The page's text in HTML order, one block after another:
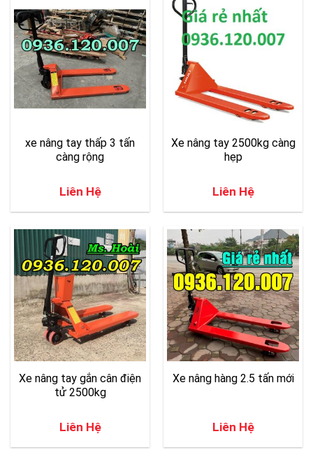
xe nâng tay thấp 3 tấn
càng rộng
Liên Hệ
Xe nâng tay 2500kg càng
hẹp
Liên Hệ
Xe nâng tay gắn cân điện
tử 2500kg
Liên Hệ
Xe nâng hàng 2.5 tấn mới
Liên Hệ